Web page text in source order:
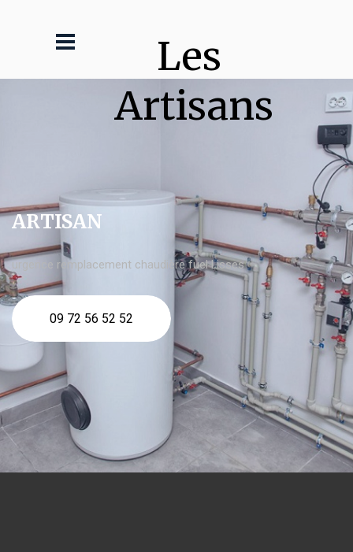
Les
Artisans
ARTISAN
urgence remplacement chaudière fuel Lisses
09 72 56 52 52